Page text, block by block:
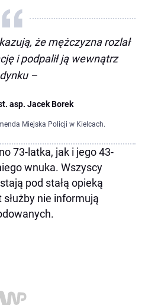
że mężczyzna rozlał
i podpalił ją wewnątrz
–
asp. Jacek Borek
Miejska Policji w Kielcach.
73-latka, jak i jego 43-
wnuka. Wszyscy
pod stałą opieką
nie informują